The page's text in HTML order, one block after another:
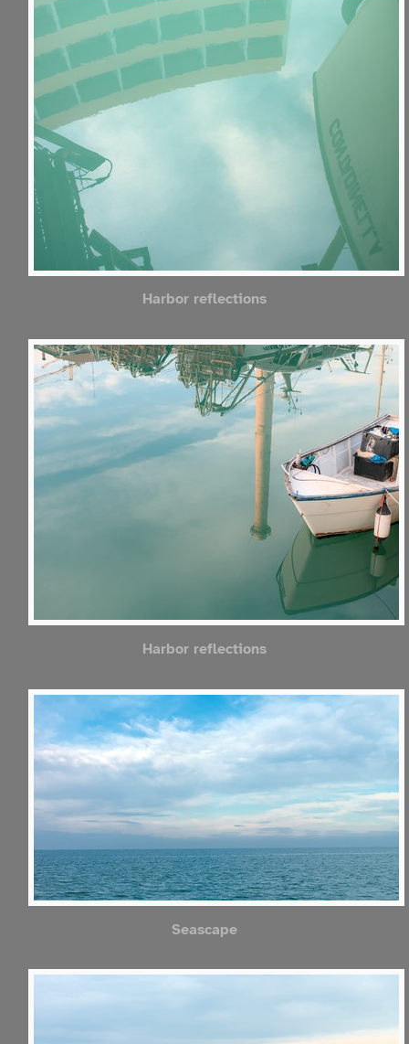
Harbor reflections
Harbor reflections
Seascape